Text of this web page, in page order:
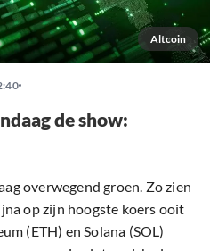
Altcoin
de show:
overwegend groen. Zo zien
op zijn hoogste koers ooit
(ETH) en Solana (SOL)